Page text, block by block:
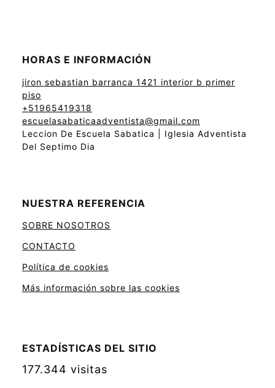
HORAS E INFORMACIÓN
jiron sebastian barranca 1421 interior b primer
piso
+51965419318
escuelasabaticaadventista@gmail.com
Leccion De Escuela Sabatica | Iglesia Adventista
Del Septimo Dia
NUESTRA REFERENCIA
SOBRE NOSOTROS
CONTACTO
Política de cookies
Más información sobre las cookies
ESTADÍSTICAS DEL SITIO
177.344 visitas